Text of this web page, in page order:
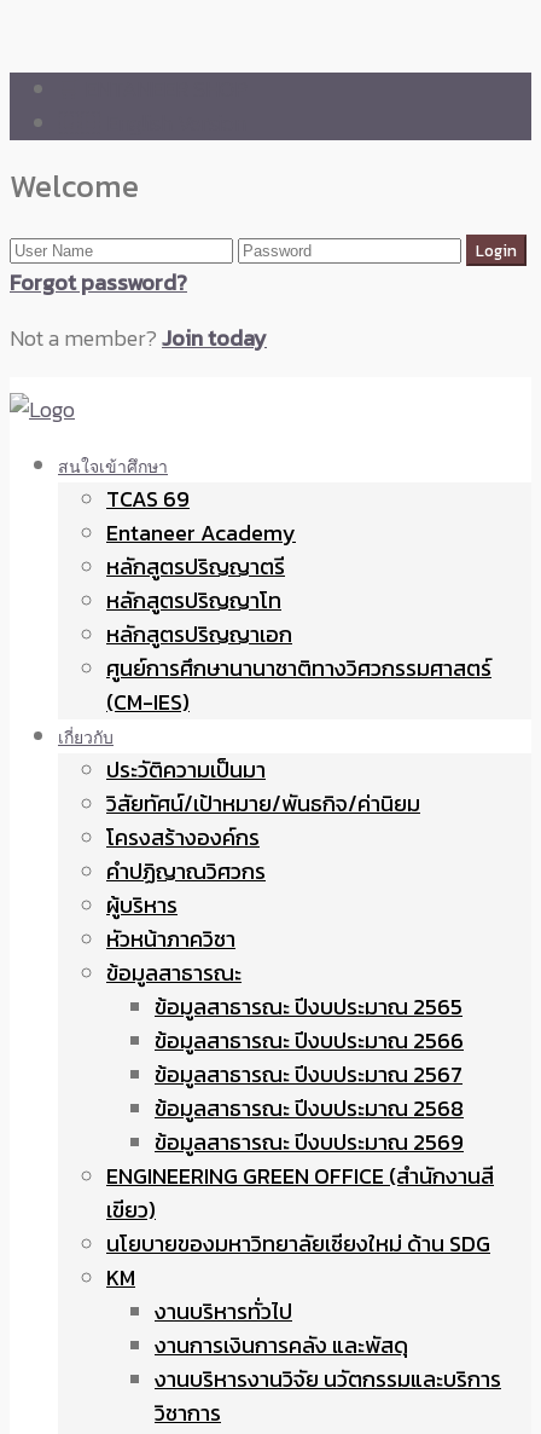
Welcome
Forgot password?
Not a member?Join today
สนใจเข้าศึกษา
TCAS 69
Entaneer Academy
หลักสูตรปริญญาตรี
หลักสูตรปริญญาโท
หลักสูตรปริญญาเอก
ศูนย์การศึกษานานาชาติทางวิศวกรรมศาสตร์
(CM-IES)
เกี่ยวกับ
ประวัติความเป็นมา
วิสัยทัศน์/เป้าหมาย/พันธกิจ/ค่านิยม
โครงสร้างองค์กร
คำปฏิญาณวิศวกร
ผู้บริหาร
หัวหน้าภาควิชา
ข้อมูลสาธารณะ
ข้อมูลสาธารณะ ปีงบประมาณ 2565
ข้อมูลสาธารณะ ปีงบประมาณ 2566
ข้อมูลสาธารณะ ปีงบประมาณ 2567
ข้อมูลสาธารณะ ปีงบประมาณ 2568
ข้อมูลสาธารณะ ปีงบประมาณ 2569
ENGINEERING GREEN OFFICE (สำนักงานสี
เขียว)
นโยบายของมหาวิทยาลัยเชียงใหม่ ด้าน SDG
KM
งานบริหารทั่วไป
งานการเงินการคลัง และพัสดุ
งานบริหารงานวิจัย นวัตกรรมและบริการ
วิชาการ